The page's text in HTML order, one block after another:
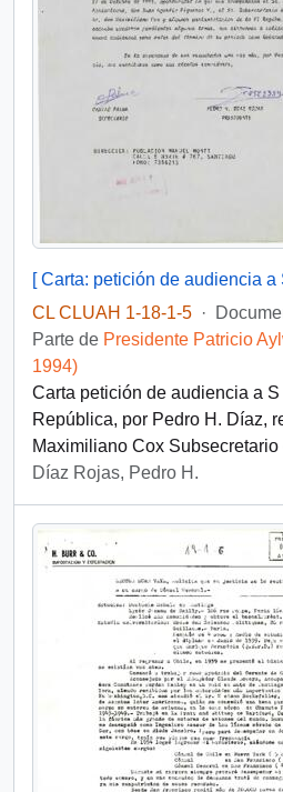
CL CLUAH 1-18-1-5 ·
Parte de Presidente Patricio
1994)
Carta petición de audiencia a
República, por Pedro H. Díaz,
Maximiliano Cox Subsecretario
Díaz Rojas, Pedro H.